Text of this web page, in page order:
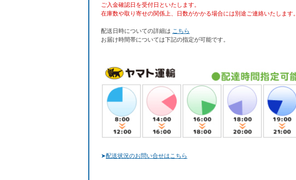
ご入金確認日を受付日といたします。
在庫数や取り寄せの関係上、日数がかかる場合には別途ご連絡いたします。
配送日時についての詳細は こちら
お届け時間帯については下記の指定が可能です。
➤配送状況のお問い合せはこちら